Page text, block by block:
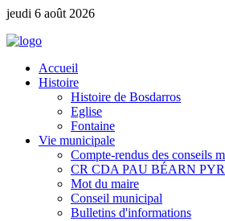
jeudi 6 août 2026
Accueil
Histoire
Histoire de Bosdarros
Eglise
Fontaine
Vie municipale
Compte-rendus des conseils
CR CDA PAU BÉARN
Mot du maire
Conseil municipal
Bulletins d'informations